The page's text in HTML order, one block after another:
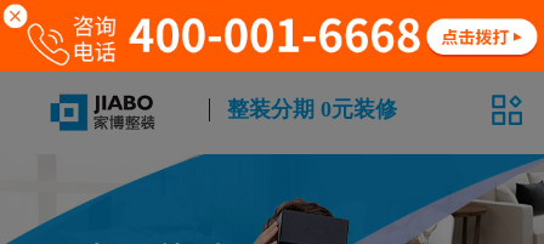
整装分期 0元装修